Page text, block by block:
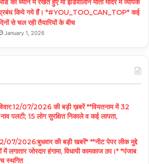
को ध्यान में रखते हुऐ माँ झंडेवालान माता मंदिर में व्यापक
किये गये हैं। *#YOU_TOO_CAN_TOP* कई
से चल रही तैयारियों के बीच
January 1, 2026
07/2026 की बड़ी ख़बरें **वियतनाम में 32
पलटी; 15 लोग सुरक्षित निकाले व कई लापता,
2026:बुधवार की बड़ी खबरें* **नीट पेपर लीक मुद्दे
में लगातार जोरदार हंगामा, विधायी कामकाज ठप।* *पंजाब
स्थगित